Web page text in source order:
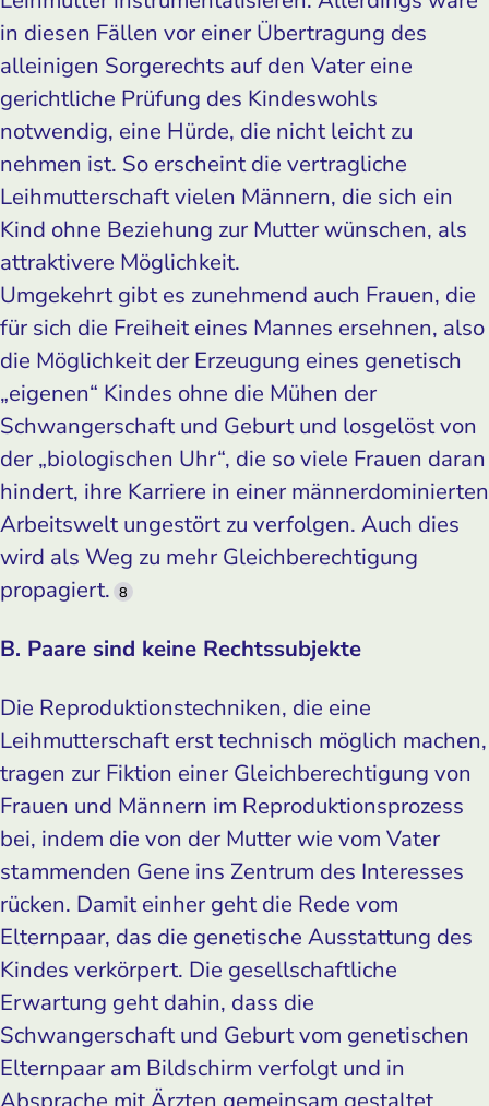
in diesen Fällen vor einer Übertragung des
alleinigen Sorgerechts auf den Vater eine
gerichtliche Prüfung des Kindeswohls
notwendig, eine Hürde, die nicht leicht zu
nehmen ist. So erscheint die vertragliche
Leihmutterschaft vielen Männern, die sich ein
Kind ohne Beziehung zur Mutter wünschen, als
attraktivere Möglichkeit.
Umgekehrt gibt es zunehmend auch Frauen, die
für sich die Freiheit eines Mannes ersehnen, also
die Möglichkeit der Erzeugung eines genetisch
„eigenen“ Kindes ohne die Mühen der
Schwangerschaft und Geburt und losgelöst von
der „biologischen Uhr“, die so viele Frauen daran
hindert, ihre Karriere in einer männerdominierten
Arbeitswelt ungestört zu verfolgen. Auch dies
wird als Weg zu mehr Gleichberechtigung
propagiert. 8
B. Paare sind keine Rechtssubjekte
Die Reproduktionstechniken, die eine
Leihmutterschaft erst technisch möglich machen,
tragen zur Fiktion einer Gleichberechtigung von
Frauen und Männern im Reproduktionsprozess
bei, indem die von der Mutter wie vom Vater
stammenden Gene ins Zentrum des Interesses
rücken. Damit einher geht die Rede vom
Elternpaar, das die genetische Ausstattung des
Kindes verkörpert. Die gesellschaftliche
Erwartung geht dahin, dass die
Schwangerschaft und Geburt vom genetischen
Elternpaar am Bildschirm verfolgt und in